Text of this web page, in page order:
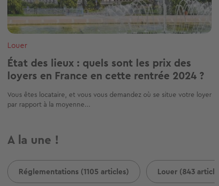
Louer
État des lieux : quels sont les prix des
loyers en France en cette rentrée 2024 ?
Vous êtes locataire, et vous vous demandez où se situe votre loyer
par rapport à la moyenne...
A la une !
Réglementations (1105 articles) Louer (843